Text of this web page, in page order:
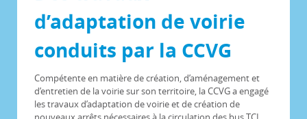
d’adaptation de voirie
conduits par la CCVG
Compétente en matière de création, d’aménagement et
d’entretien de la voirie sur son territoire, la CCVG a engagé
les travaux d’adaptation de voirie et de création de